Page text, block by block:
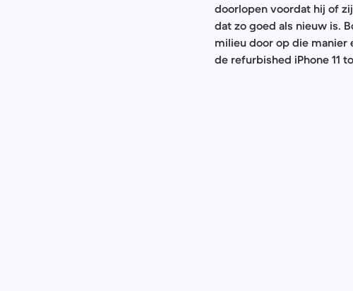
doorlopen voordat hij of
dat zo goed als nieuw is.
milieu door op die
de refurbished iPhone 11